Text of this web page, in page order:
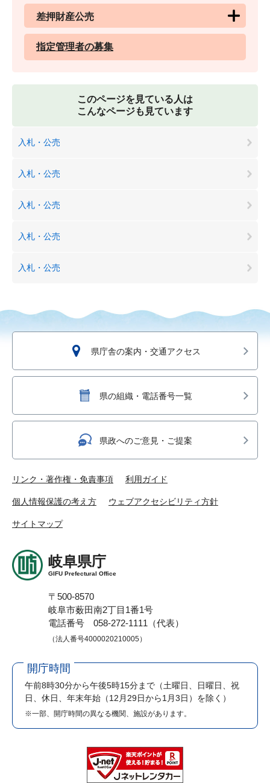
差押財産公売
指定管理者の募集
このページを見ている人は
こんなページも見ています
入札・公売
入札・公売
入札・公売
入札・公売
入札・公売
県庁舎の案内・交通アクセス
県の組織・電話番号一覧
県政へのご意見・ご提案
リンク・著作権・免責事項 利用ガイド
個人情報保護の考え方 ウェブアクセシビリティ方針
サイトマップ
岐阜県庁
GIFU Prefectural Office
〒500-8570
岐阜市薮田南2丁目1番1号
電話番号 058-272-1111（代表）
（法人番号4000020210005）
開庁時間
午前8時30分から午後5時15分まで （土曜日、日曜日、祝
日、休日、年末年始（12月29日から1月3日）を除く）
※一部、開庁時間の異なる機関、施設があります。